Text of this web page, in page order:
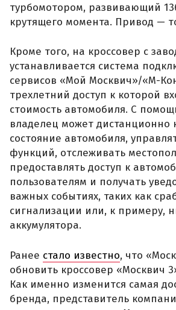
турбомотором, развивающий
крутящего момента. Привод —
Кроме того, на кроссовер с
устанавливается система
сервисов «Мой Москвич»/«М-
трехлетний доступ к которой
стоимость автомобиля. С
владелец может дистанционно
состояние автомобиля,
функций, отслеживать
предоставлять доступ к
пользователям и получать
важных событиях, таких как
сигнализации или, к примеру,
аккумулятора.
Ранее стало известно, что
обновить кроссовер «Москвич
Как именно изменится самая
бренда, представитель